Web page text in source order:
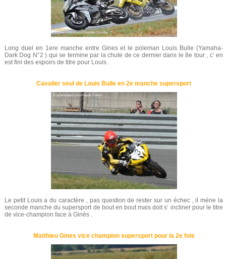
Long duel en 1ere manche entre Gines et le poleman Louis Bulle (Yamaha-
Dark Dog N°2 ) qui se termine par la chute de ce dernier dans le 8e tour , c’ en
est fini des espoirs de titre pour Louis .
Cavalier seul de Louis Bulle en 2e manche supersport
Le petit Louis a du caractère , pas question de rester sur un échec , il mène la
seconde manche du supersport de bout en bout mais doit s’ incliner pour le titre
de vice-champion face à Ginès .
Matthieu Gines vice champion supersport pour la 2e fois